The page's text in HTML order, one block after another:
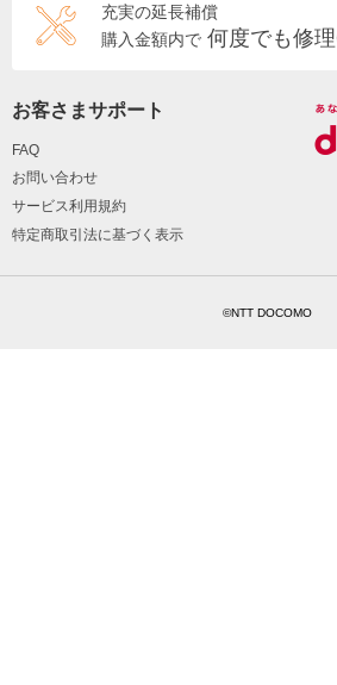
充実の延長補償
購入金額内で 何度でも修
お客さまサポート
FAQ
お問い合わせ
サービス利用規約
特定商取引法に基づく表示
©NTT DOCOMO